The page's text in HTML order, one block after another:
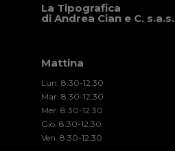
La Tipografica
di Andrea Cian e C. s.a.s.
Mattina
Lun. 8.30-12.30
Mar. 8.30-12.30
Mer. 8.30-12.30
Gio. 8.30-12.30
Ven. 8.30-12.30